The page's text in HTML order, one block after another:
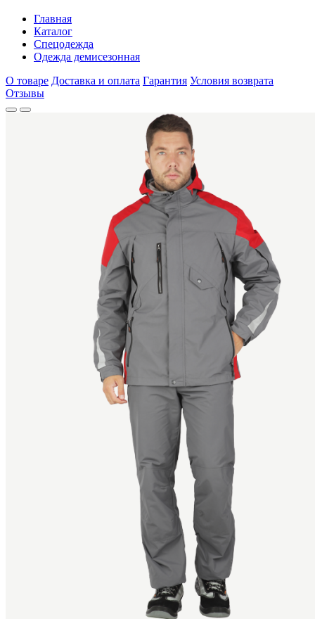
Главная
Каталог
Спецодежда
Одежда демисезонная
О товаре Доставка и оплата Гарантия Условия возврата
Отзывы